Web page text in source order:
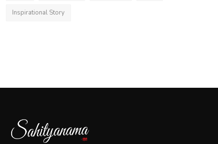
Inspirational Story